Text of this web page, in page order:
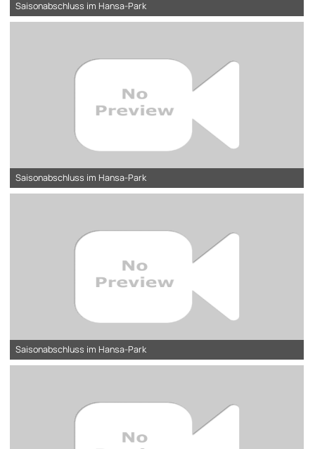
Saisonabschluss im Hansa-Park
Saisonabschluss im Hansa-Park
Saisonabschluss im Hansa-Park